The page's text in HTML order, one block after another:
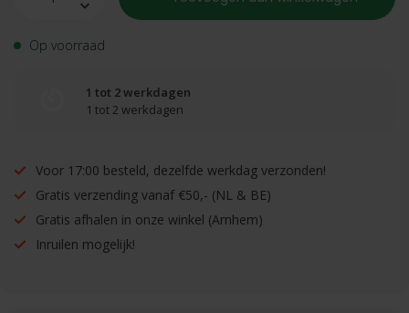
Op voorraad
1 tot 2 werkdagen
1 tot 2 werkdagen
Voor 17:00 besteld, dezelfde werkdag verzonden!
Gratis verzending vanaf €50,- (NL & BE)
Gratis afhalen in onze winkel (Arnhem)
Inruilen mogelijk!